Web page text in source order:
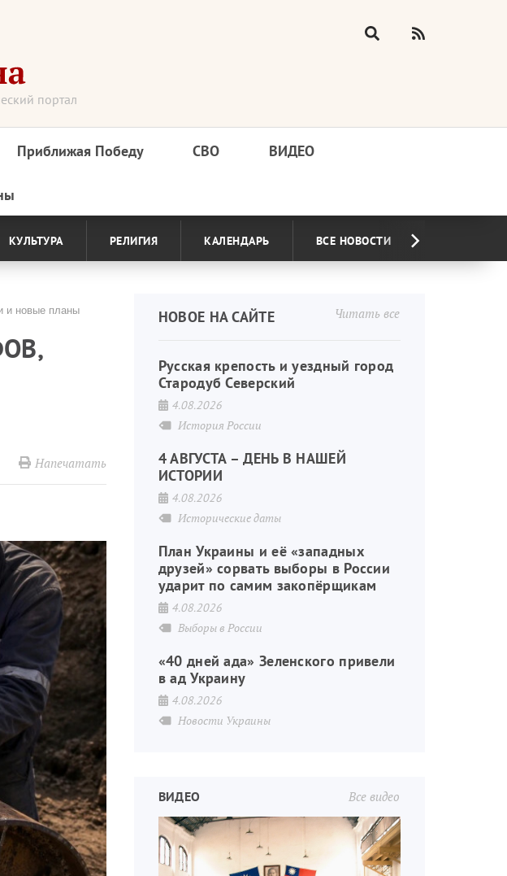
портал
Приближая Победу СВО ВИДЕО
КУЛЬТУРА РЕЛИГИЯ КАЛЕНДАРЬ ВСЕ НОВОСТИ
и новые планы
Напечатать
Читать все
НОВОЕ НА САЙТЕ
Русская крепость и уездный город
Стародуб Северский
4.08.2026
История России
4 АВГУСТА – ДЕНЬ В НАШЕЙ
ИСТОРИИ
4.08.2026
Исторические даты
План Украины и её «западных
друзей» сорвать выборы в России
ударит по самим закопёрщикам
4.08.2026
Выборы в России
«40 дней ада» Зеленского привели
в ад Украину
4.08.2026
Новости Украины
Все видео
ВИДЕО